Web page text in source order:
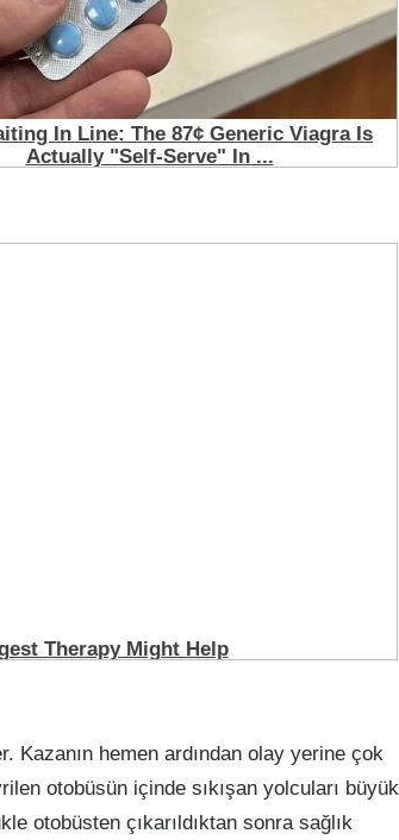
hemen ardından olay yerine çok
otobüsün içinde sıkışan yolcuları büyük
otobüsten çıkarıldıktan sonra sağlık